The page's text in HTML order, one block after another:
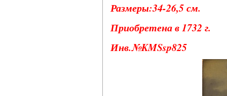
Размеры:34-26,5 см.
Приобретена в 1732 г.
Инв.№KMSsp825